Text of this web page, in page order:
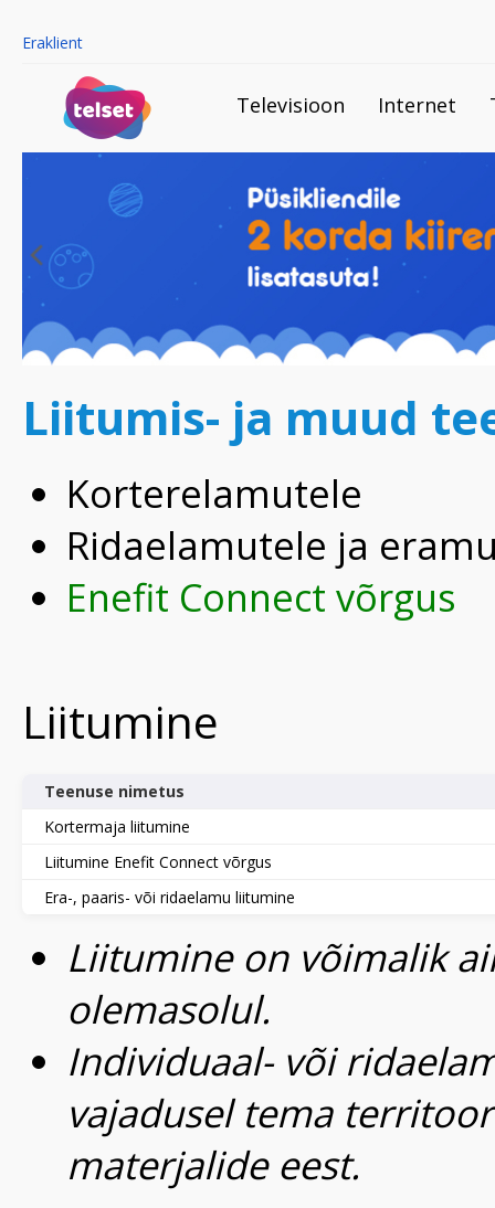
Eraklient
Televisioon Internet
Liitumis- ja muud
Korterelamutele
Ridaelamutele ja
Enefit Connect võrgus
Liitumine
Teenuse nimetus
Kortermaja liitumine
Liitumine Enefit Connect võrgus
Era-, paaris- või ridaelamu liitumine
Liitumine on võimalik
olemasolul.
​Individuaal- või
vajadusel tema
materjalide eest.